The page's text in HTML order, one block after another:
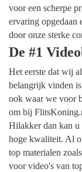
voor een scherpe
ervaring opgedaan
door onze sterke
De #1
Het eerste dat wij
belangrijk vinden
ook waar we voor
om bij
Hilakker dan kan u
hoge kwaliteit. Al
top materialen
voor video's van